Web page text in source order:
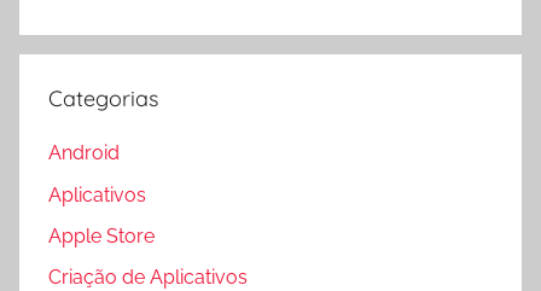
Categorias
Android
Aplicativos
Apple Store
Criação de Aplicativos